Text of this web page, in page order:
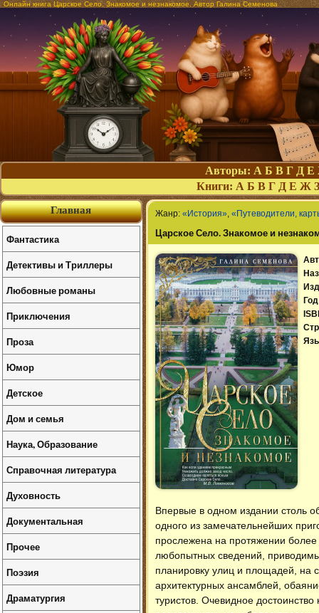
Онлайн книга Царское Село. Знакомое и незнакомое. Автор Галина Семенова
Авторы: А Б В Г Д Е
Книги: А Б В Г Д Е Ж З
Жанр: «История», «Путеводители,
Царское Село. Знакомое и
Впервые в одном издании столь
одного из замечательнейших
прослежена на протяжении
любопытных сведений,
планировку улиц и площадей, на
архитектурных ансамблей,
туристов. Очевидное
Главная
Фантастика
Детективы и Триллеры
Любовные романы
Приключения
Проза
Юмор
Детское
Дом и семья
Наука, Образование
Справочная литература
Духовность
Документальная
Прочее
Поэзия
Драматургия